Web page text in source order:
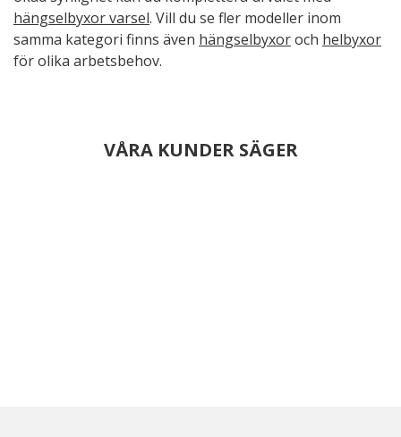
hängselbyxor varsel. Vill du se fler modeller inom
samma kategori finns även hängselbyxoroch helbyxor
för olika arbetsbehov.
VÅRA KUNDER SÄGER